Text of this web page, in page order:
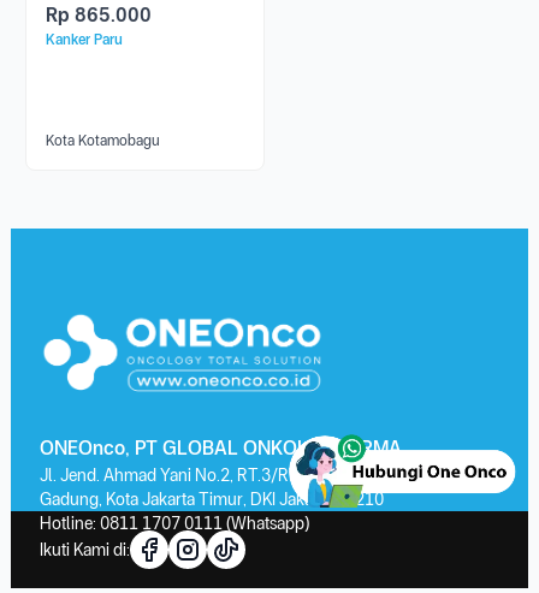
Rp 865.000
Kanker Paru
Kota Kotamobagu
ONEOnco, PT GLOBAL ONKOLAB FARMA
Jl. Jend. Ahmad Yani No.2, RT.3/RW.13, Kayu Putih, Kec. Pulo
Gadung, Kota Jakarta Timur, DKI Jakarta 13210
Hotline: 0811 1707 0111 (Whatsapp)
Ikuti Kami di: